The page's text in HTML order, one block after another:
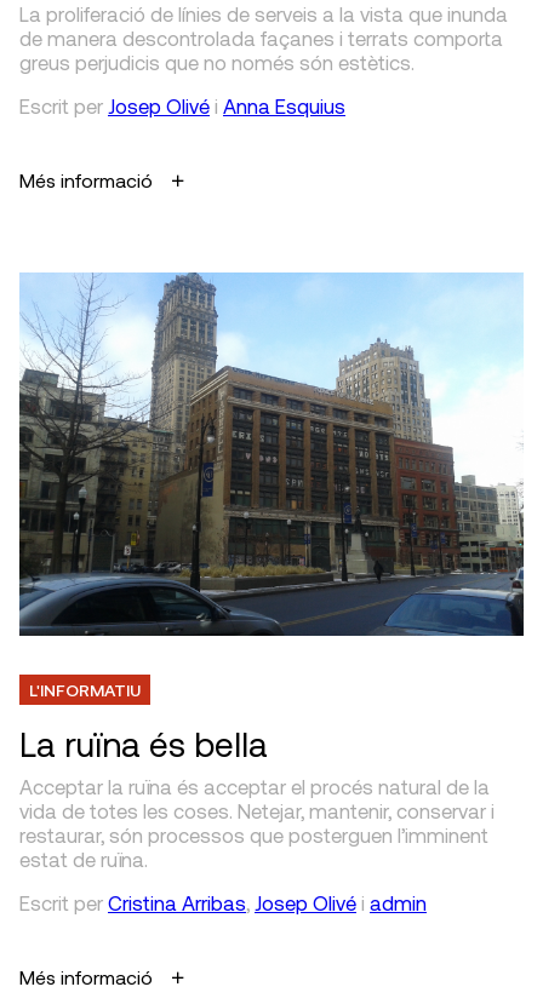
La proliferació de línies de serveis a la vista que inunda
de manera descontrolada façanes i terrats comporta
greus perjudicis que no només són estètics.
Escrit per Josep Olivé i Anna Esquius
Més informació
L'INFORMATIU
La ruïna és bella
Acceptar la ruïna és acceptar el procés natural de la
vida de totes les coses. Netejar, mantenir, conservar i
restaurar, són processos que posterguen l’imminent
estat de ruïna.
Escrit per Cristina Arribas, Josep Olivé i admin
Més informació